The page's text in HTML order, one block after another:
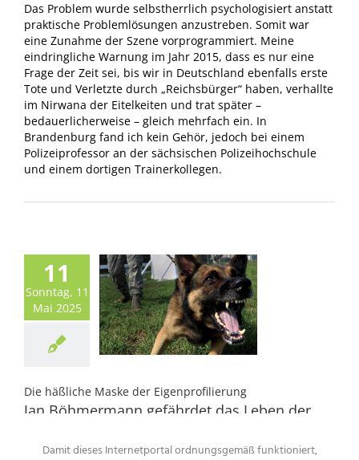
Das Problem wurde selbstherrlich psychologisiert anstatt
praktische Problemlösungen anzustreben. Somit war
eine Zunahme der Szene vorprogrammiert. Meine
eindringliche Warnung im Jahr 2015, dass es nur eine
Frage der Zeit sei, bis wir in Deutschland ebenfalls erste
Tote und Verletzte durch „Reichsbürger“ haben, verhallte
im Nirwana der Eitelkeiten und trat später –
bedauerlicherweise – gleich mehrfach ein. In
Brandenburg fand ich kein Gehör, jedoch bei einem
Polizeiprofessor an der sächsischen Polizeihochschule
und einem dortigen Trainerkollegen.
11
Sonntag, 11
Mai 2025
Die häßliche Maske der Eigenprofilierung
Jan Böhmermann gefährdet das Leben der
Damit dieses Internetportal ordnungsgemäß funktioniert,